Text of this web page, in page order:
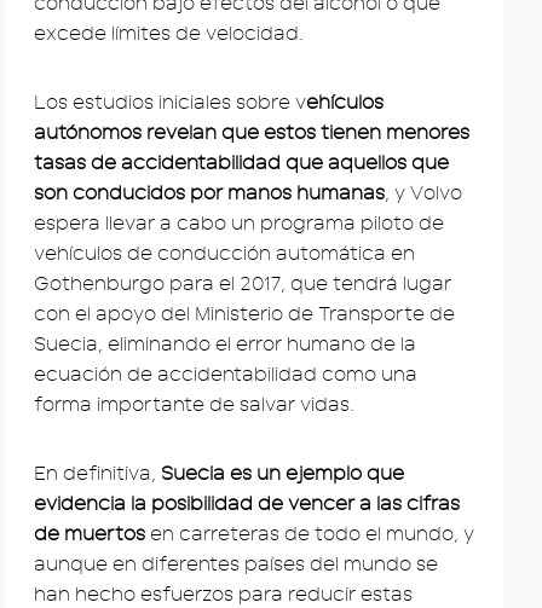
excede límites de velocidad.
Los estudios iniciales sobre vehículos
autónomos revelan que estos tienen menores
tasas de accidentabilidad que aquellos que
son conducidos por manos humanas, y Volvo
espera llevar a cabo un programa piloto de
vehículos de conducción automática en
Gothenburgo para el 2017, que tendrá lugar
con el apoyo del Ministerio de Transporte de
Suecia, eliminando el error humano de la
ecuación de accidentabilidad como una
forma importante de salvar vidas.
En definitiva, Suecia es un ejemplo que
evidencia la posibilidad de vencer a las cifras
de muertos en carreteras de todo el mundo, y
aunque en diferentes países del mundo se
han hecho esfuerzos para reducir estas